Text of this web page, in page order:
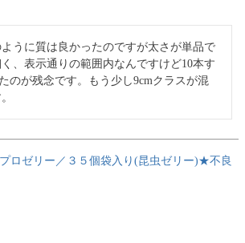
うに質は良かったのですが太さが単品で
、表示通りの範囲内なんですけど10本す
のが残念です。もう少し9cmクラスが混
ロゼリー／３５個袋入り(昆虫ゼリー)★不良